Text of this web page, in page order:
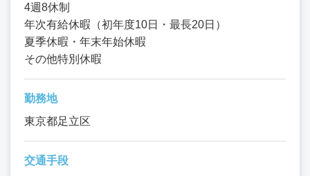
4週8休制
年次有給休暇（初年度10日・最長20日）
夏季休暇・年末年始休暇
その他特別休暇
勤務地
東京都足立区
交通手段